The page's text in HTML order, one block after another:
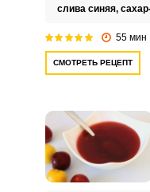
слива синяя,
55 мин
СМОТРЕТЬ РЕЦЕПТ